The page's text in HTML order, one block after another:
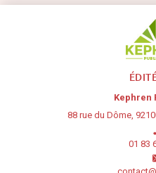
Kephren
88 rue du Dôme,
01 83